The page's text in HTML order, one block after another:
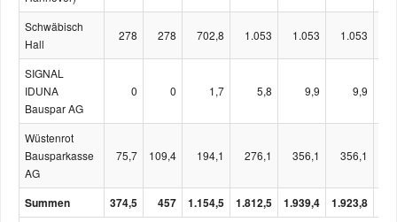
Schwäbisch
Hall
278 278 702,8 1.053 1.053 1.053
SIGNAL
IDUNA
Bauspar AG
0 0 1,7 5,8 9,9 9,9
Wüstenrot
Bausparkasse
AG
75,7 109,4 194,1 276,1 356,1 356,1
Summen 374,5 457 1.154,5 1.812,5 1.939,4 1.923,8